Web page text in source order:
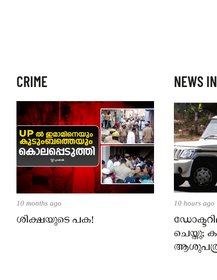
CRIME
10 months ago
ശിക്ഷയുടെ പക!
NEWS
10 hours ago
ചെയ്തു;